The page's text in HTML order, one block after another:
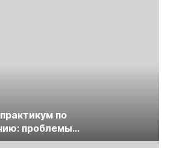
по
проблемы
цифровизации, экспертизы